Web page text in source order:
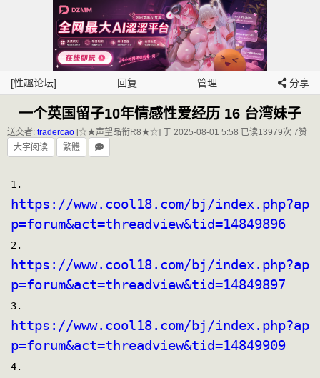
[性趣论坛] 回复 管理 分享
一个英国留子10年情感性爱经历 16 台湾妹子
送交者: tradercao [☆★声望品衔R8★☆] 于 2025-08-01 5:58 已读13979次 7赞
大字阅读
繁體
1.
https://www.cool18.com/bj/index.php?ap
p=forum&act=threadview&tid=14849896
2.
https://www.cool18.com/bj/index.php?ap
p=forum&act=threadview&tid=14849897
3.
https://www.cool18.com/bj/index.php?ap
p=forum&act=threadview&tid=14849909
4.